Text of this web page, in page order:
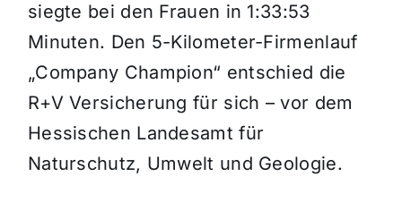
siegte bei den Frauen in 1:33:53
Minuten. Den 5-Kilometer-Firmenlauf
„Company Champion“ entschied die
R+V Versicherung für sich – vor dem
Hessischen Landesamt für
Naturschutz, Umwelt und Geologie.